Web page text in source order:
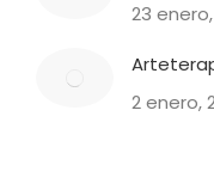
23
2 enero,